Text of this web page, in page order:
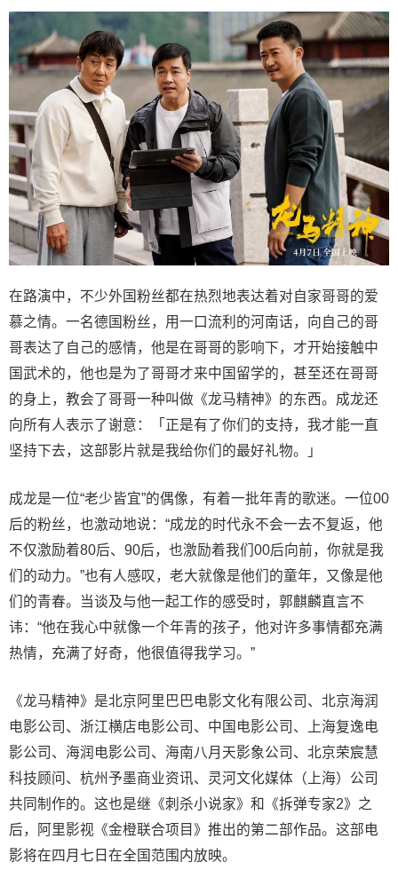
在路演中，不少外国粉丝都在热烈地表达着对自家哥哥的爱
慕之情。一名德国粉丝，用一口流利的河南话，向自己的哥
哥表达了自己的感情，他是在哥哥的影响下，才开始接触中
国武术的，他也是为了哥哥才来中国留学的，甚至还在哥哥
的身上，教会了哥哥一种叫做《龙马精神》的东西。成龙还
向所有人表示了谢意：「正是有了你们的支持，我才能一直
坚持下去，这部影片就是我给你们的最好礼物。」
成龙是一位“老少皆宜”的偶像，有着一批年青的歌迷。一位00
后的粉丝，也激动地说：“成龙的时代永不会一去不复返，他
不仅激励着80后、90后，也激励着我们00后向前，你就是我
们的动力。”也有人感叹，老大就像是他们的童年，又像是他
们的青春。当谈及与他一起工作的感受时，郭麒麟直言不
讳：“他在我心中就像一个年青的孩子，他对许多事情都充满
热情，充满了好奇，他很值得我学习。”
《龙马精神》是北京阿里巴巴电影文化有限公司、北京海润
电影公司、浙江横店电影公司、中国电影公司、上海复逸电
影公司、海润电影公司、海南八月天影象公司、北京荣宸慧
科技顾问、杭州予墨商业资讯、灵河文化媒体（上海）公司
共同制作的。这也是继《刺杀小说家》和《拆弹专家2》之
后，阿里影视《金橙联合项目》推出的第二部作品。这部电
影将在四月七日在全国范围内放映。